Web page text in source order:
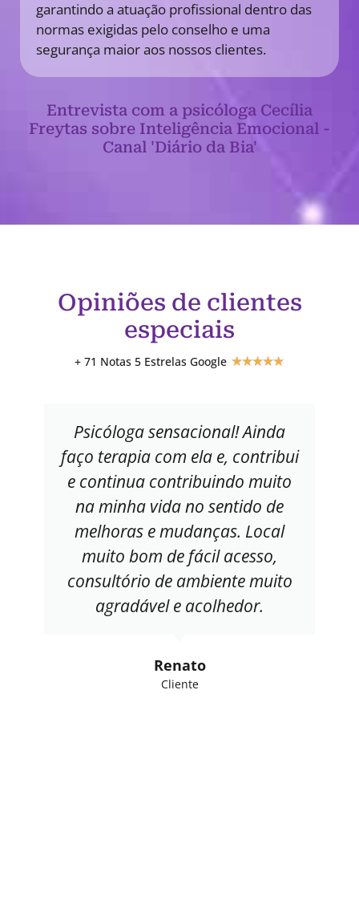
garantindo a atuação profissional dentro das
normas exigidas pelo conselho e uma
segurança maior aos nossos clientes.
Entrevista com a psicóloga Cecília
Freytas sobre Inteligência Emocional -
Canal 'Diário da Bia'
Opiniões de clientes
especiais
+ 71 Notas 5 Estrelas Google ★★★★★
Psicóloga sensacional! Ainda
faço terapia com ela e, contribui
e continua contribuindo muito
na minha vida no sentido de
melhoras e mudanças. Local
muito bom de fácil acesso,
consultório de ambiente muito
agradável e acolhedor.
Renato
Cliente